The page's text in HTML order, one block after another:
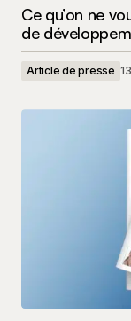
Ce qu’on ne
de
Article de presse